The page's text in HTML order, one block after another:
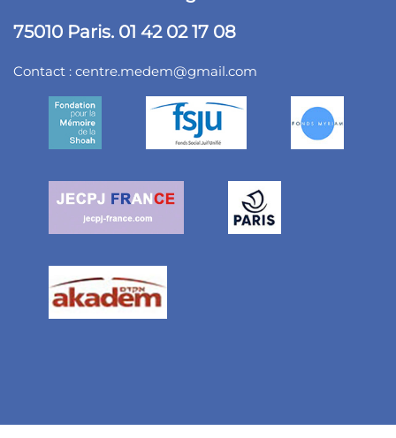
75010 Paris. 01 42 02 17 08
Contact : centre.medem@gmail.com